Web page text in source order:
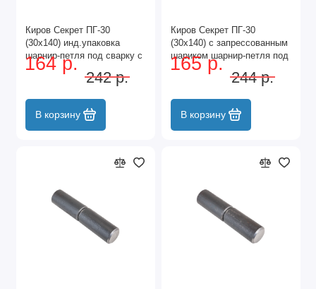
Киров Секрет ПГ-30
(30х140) инд.упаковка
шарнир-петля под сварку с
шариком (16)
164 р.
242 р.
В корзину
Киров Секрет ПГ-30
(30х140) с запрессованным
шариком шарнир-петля под
сварку (16)
165 р.
244 р.
В корзину